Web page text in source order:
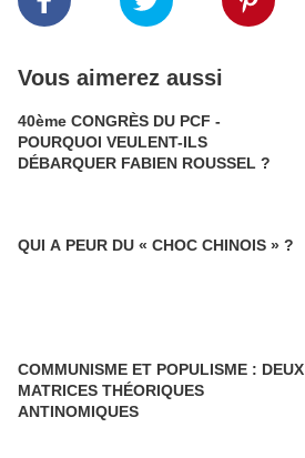
Vous aimerez aussi
40ème CONGRÈS DU PCF -
POURQUOI VEULENT-ILS
DÉBARQUER FABIEN ROUSSEL ?
QUI A PEUR DU « CHOC CHINOIS » ?
COMMUNISME ET POPULISME : DEUX
MATRICES THÉORIQUES
ANTINOMIQUES